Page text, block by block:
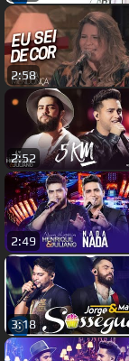
2:58
2:52
2:49
3:18